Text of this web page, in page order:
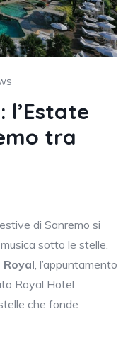
l’Estate
tra
di Sanremo si
sotto le stelle.
Royal , l’appuntamento
Royal Hotel
che fonde